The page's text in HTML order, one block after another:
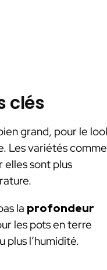
clés
grand, pour le
Les variétés comme
elles sont plus
la profondeur
les pots en terre
plus l’humidité.